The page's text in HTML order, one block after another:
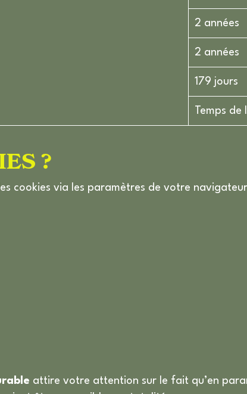
2 années
2 années
179 jours
Temps de
?
cookies via les paramètres de votre
attire votre attention sur le fait qu’en